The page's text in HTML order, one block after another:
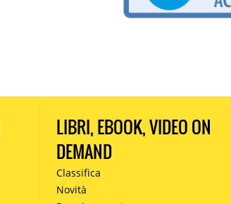
LIBRI, EBOOK, VIDEO ON
DEMAND
Classifica
Novità